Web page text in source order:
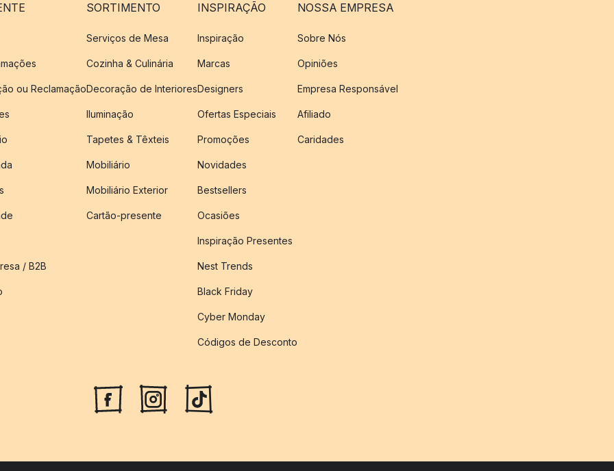
ou Reclamação
/ B2B
SORTIMENTO
Serviços de Mesa
Cozinha & Culinária
Decoração de Interiores
Iluminação
Tapetes & Têxteis
Mobiliário
Mobiliário Exterior
Cartão-presente
INSPIRAÇÃO
Inspiração
Marcas
Designers
Ofertas Especiais
Promoções
Novidades
Bestsellers
Ocasiões
Inspiração Presentes
Nest Trends
Black Friday
Cyber Monday
Códigos de Desconto
NOSSA EMPRESA
Sobre Nós
Opiniões
Empresa Responsável
Afiliado
Caridades